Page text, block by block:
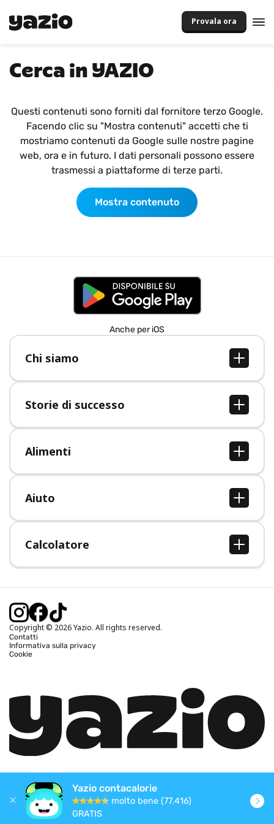
Provala ora
Cerca in YAZIO
Questi contenuti sono forniti dal fornitore terzo Google.
Facendo clic su "Mostra contenuti" accetti che ti
mostriamo contenuti da Google sulle nostre pagine
web, ora e in futuro. I dati personali possono essere
trasmessi a piattaforme di terze parti.
Mostra contenuto
Anche per iOS
Chi siamo
Chi siamo
Lavori
Stampa
Storie di successo
Tutte le storie di successo
Alimenti
Tutti i cibi
Aiuto
Centro assistenza
Calcolatore
Calcolo BMI (IMC)
Calcolo peso ideale
Calcolo calorie bruciate
Copyright © 2026 Yazio. All rights reserved.
Contatti
Informativa sulla privacy
Cookie
Yazio contacalorie
molto bene (77.416)
GRATIS